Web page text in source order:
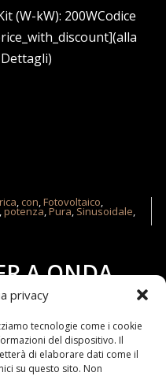
privacy
tecnologie come i cookie
del dispositivo. Il
di elaborare dati come il
su questo sito. Non
(W-kW): 200WCodice
, con,Fotovoltaico,
,potenza,Pura, Sinusoidale,
A ONDA